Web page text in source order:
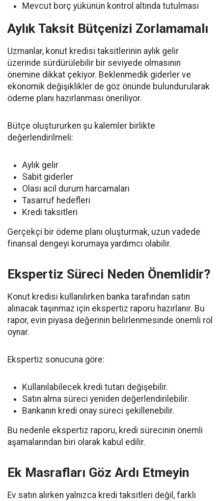
Mevcut borç yükünün kontrol altında tutulması
Aylık Taksit Bütçenizi Zorlamamalı
Uzmanlar, konut kredisi taksitlerinin aylık gelir
üzerinde sürdürülebilir bir seviyede olmasının
önemine dikkat çekiyor. Beklenmedik giderler ve
ekonomik değişiklikler de göz önünde bulundurularak
ödeme planı hazırlanması öneriliyor.
Bütçe oluştururken şu kalemler birlikte
değerlendirilmeli:
Aylık gelir
Sabit giderler
Olası acil durum harcamaları
Tasarruf hedefleri
Kredi taksitleri
Gerçekçi bir ödeme planı oluşturmak, uzun vadede
finansal dengeyi korumaya yardımcı olabilir.
Ekspertiz Süreci Neden Önemlidir?
Konut kredisi kullanılırken banka tarafından satın
alınacak taşınmaz için ekspertiz raporu hazırlanır. Bu
rapor, evin piyasa değerinin belirlenmesinde önemli rol
oynar.
Ekspertiz sonucuna göre:
Kullanılabilecek kredi tutarı değişebilir.
Satın alma süreci yeniden değerlendirilebilir.
Bankanın kredi onay süreci şekillenebilir.
Bu nedenle ekspertiz raporu, kredi sürecinin önemli
aşamalarından biri olarak kabul edilir.
Ek Masrafları Göz Ardı Etmeyin
Ev satın alırken yalnızca kredi taksitleri değil, farklı